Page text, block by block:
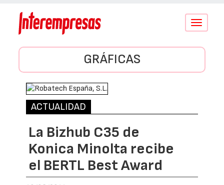
Conmutar
GRÁFICAS
ACTUALIDAD
La Bizhub C35 de
Konica Minolta recibe
el BERTL Best Award